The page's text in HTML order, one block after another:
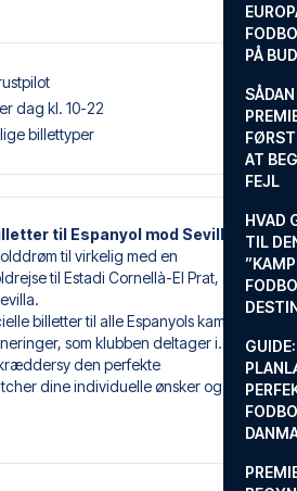
PÅ
AT
FEJL
HVAD
TIL
dag kl. 10-22
billettyper
til Espanyol mod Sevilla
til virkelig med en
til Estadi Cornellà-El Prat,
billetter til alle Espanyols kampe
som klubben deltager i. Vi
den perfekte
dine individuelle ønsker og